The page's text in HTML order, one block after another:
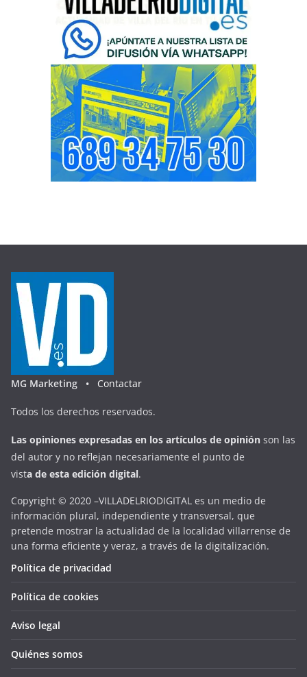
MG Marketing • Contactar
Todos los derechos reservados.
Las opiniones expresadas en los artículos de opinión son las
del autor y no reflejan necesariamente el punto de
vista de esta edición digital.
Copyright © 2020 –VILLADELRIODIGITAL es un medio de
información plural, independiente y transversal, que
pretende mostrar la actualidad de la localidad villarrense de
una forma eficiente y veraz, a través de la digitalización.
Política de privacidad
Política de cookies
Aviso legal
Quiénes somos